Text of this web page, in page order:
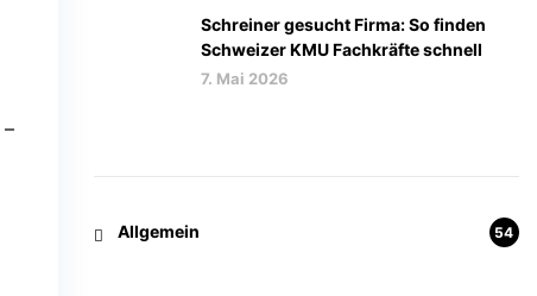
–
Schreiner gesucht Firma: So finden
Schweizer KMU Fachkräfte schnell
7. Mai 2026
Allgemein 54